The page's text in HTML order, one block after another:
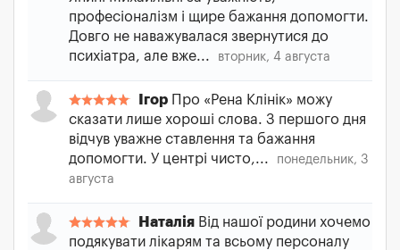
професіоналізм і щире бажання допомогти.
Довго не наважувалася звернутися до
психіатра, але вже...
вторник, 4 августа
Ігор Про «Рена Клінік» можу
сказати лише хороші слова. З першого дня
відчув уважне ставлення та бажання
допомогти. У центрі чисто,...
понедельник, 3
августа
Наталія Від нашої родини хочемо
подякувати лікарям та всьому персоналу